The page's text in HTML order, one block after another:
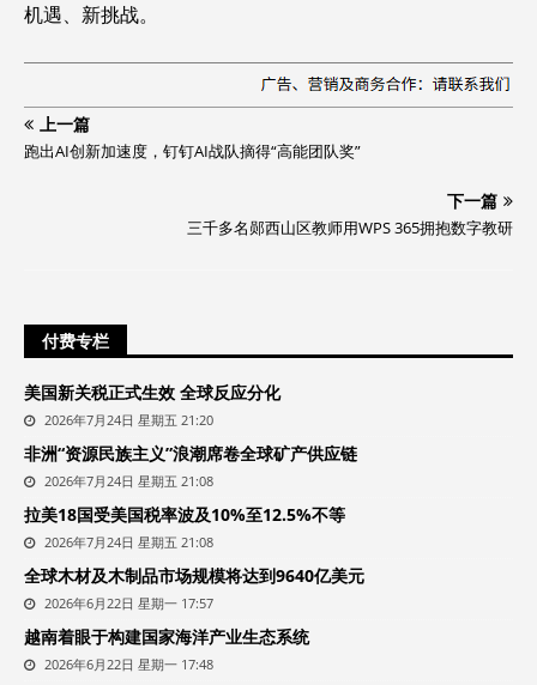
机遇、新挑战。
上一篇
跑出AI创新加速度，钉钉AI战队摘得“高能团队奖”
下一篇
三千多名郧西山区教师用WPS 365拥抱数字教研
付费专栏
美国新关税正式生效 全球反应分化
2026年7月24日 星期五 21:20
非洲“资源民族主义”浪潮席卷全球矿产供应链
2026年7月24日 星期五 21:08
拉美18国受美国税率波及10%至12.5%不等
2026年7月24日 星期五 21:08
全球木材及木制品市场规模将达到9640亿美元
2026年6月22日 星期一 17:57
越南着眼于构建国家海洋产业生态系统
2026年6月22日 星期一 17:48